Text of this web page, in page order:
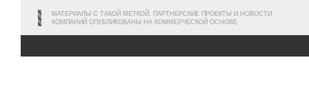
МАТЕРИАЛЫ С ТАКОЙ МЕТКОЙ, ПАРТНЕРСКИЕ ПРОЕКТЫ И НОВОСТИ
КОМПАНИЙ ОПУБЛИКОВАНЫ НА КОММЕРЧЕСКОЙ ОСНОВЕ